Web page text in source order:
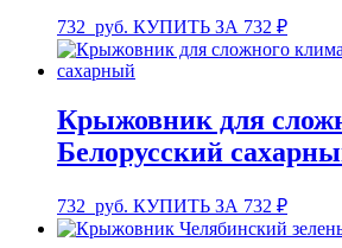
732 руб. КУПИТЬ ЗА 732 ₽
Крыжовник для
Белорусский
732 руб. КУПИТЬ ЗА 732 ₽